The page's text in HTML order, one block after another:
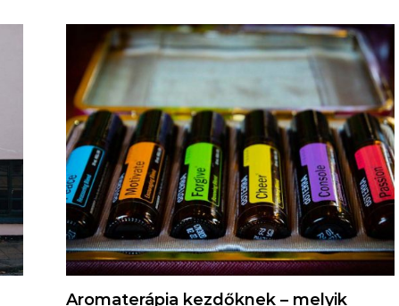
Aromaterápia kezdőknek – melyik